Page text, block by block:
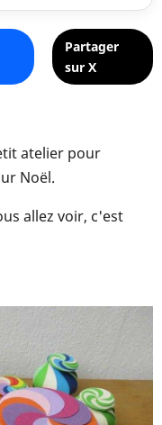
Partager
sur X
atelier pour
Noël.
allez voir, c'est